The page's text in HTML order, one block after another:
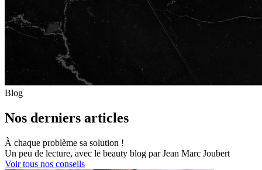
Blog
Nos derniers articles
À chaque problème sa solution !
Un peu de lecture, avec le beauty blog par Jean Marc Joubert
Voir tous nos conseils